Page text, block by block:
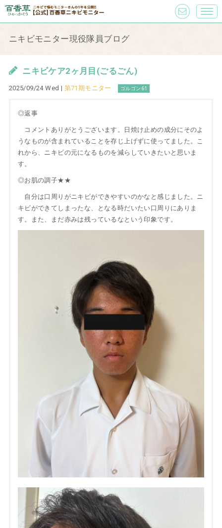
ニキビモニター現役隊員ブログ
ニキビケア2ヶ月目(ごるごん)
2025/09/24 Wed | 第71期モニター ゴルゴン61
◎返事
コメントありがとうございます。日焼け止めの成分にそのよ
うなものが含まれていることを存じ上げずに使ってました。こ
れから、ニキビの元になるものを減らしていきたいと思いま
す。
◎お肌の調子★★
自分は口周りがニキビができやすいのかなと感じました。ニ
キビができてしまったな、となる時だいたい口周りにありま
す。また、まだ赤みは残っているなという印象です。